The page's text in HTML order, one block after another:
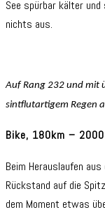
See spürbar kälter
nichts aus.
Auf Rang 232 und mit
sintflutartigem Regen
Bike, 180km –
Beim Herauslaufen
Rückstand auf die
dem Moment etwas